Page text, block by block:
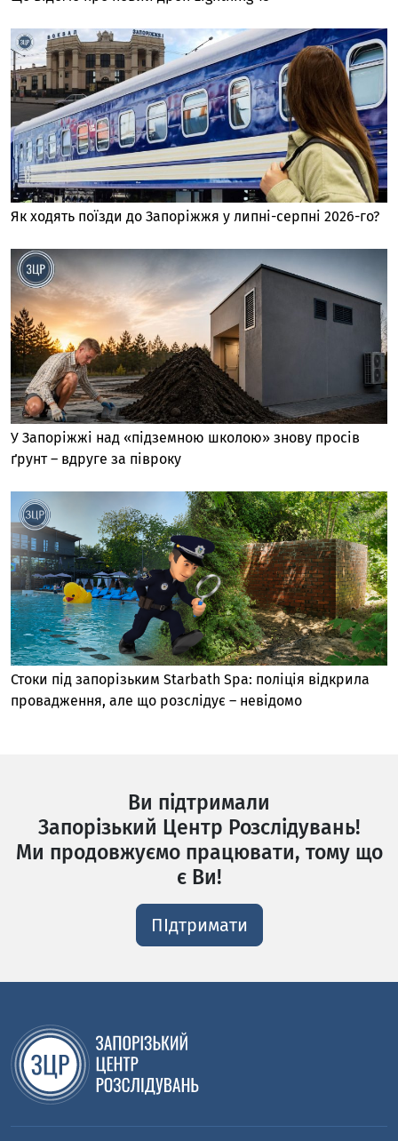
Як ходять поїзди до Запоріжжя у липні-серпні 2026-го?
У Запоріжжі над «підземною школою» знову просів
ґрунт – вдруге за півроку
Стоки під запорізьким Starbath Spa: поліція відкрила
провадження, але що розслідує – невідомо
Ви підтримали
Запорізький Центр Розслідувань!
Ми продовжуємо працювати, тому що
є Ви!
ПІдтримати